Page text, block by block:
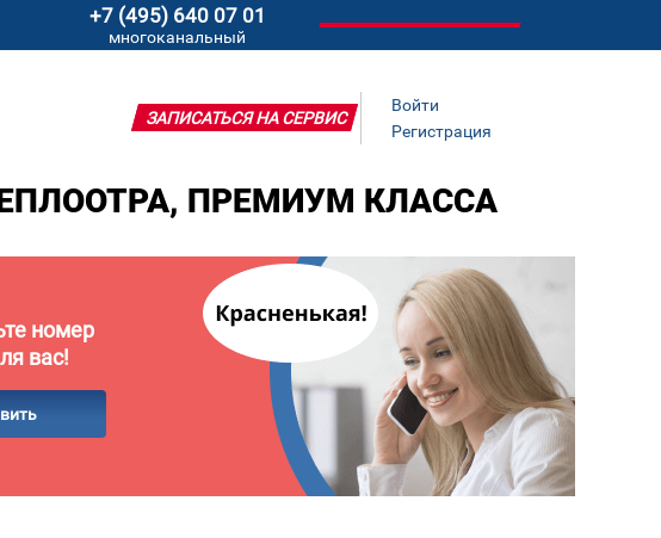
+7 (495) 640 07 01
многоканальный
Войти
Регистрация
ЗАПИСАТЬСЯ НА СЕРВИС
ПРЕМИУМ КЛАССА
номер
вас!